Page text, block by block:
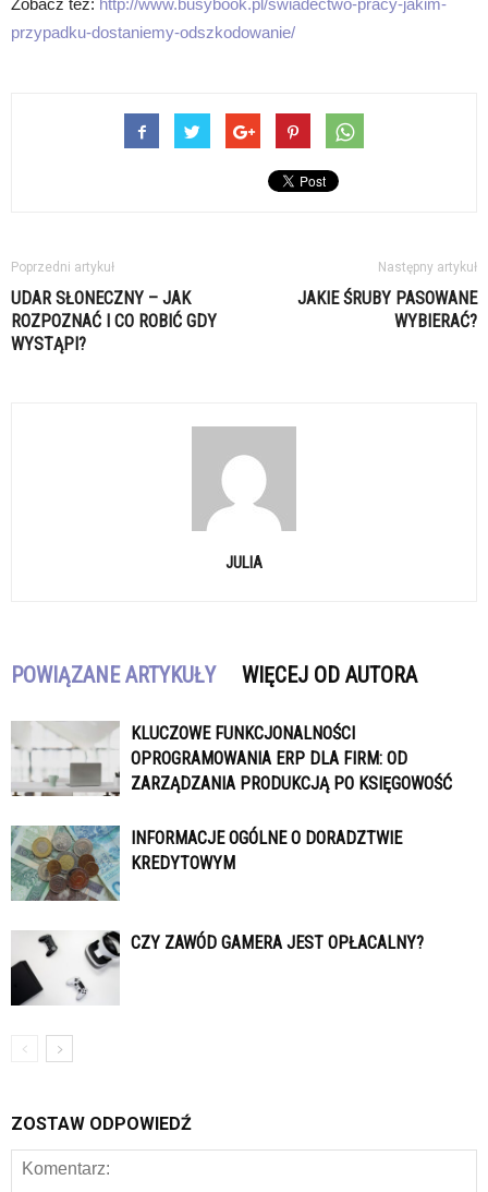
przypadku-dostaniemy-odszkodowanie/
Poprzedni artykuł
UDAR SŁONECZNY – JAK
ROZPOZNAĆ I CO ROBIĆ GDY
WYSTĄPI?
Następny artykuł
JAKIE ŚRUBY PASOWANE
WYBIERAĆ?
JULIA
POWIĄZANE ARTYKUŁY WIĘCEJ OD AUTORA
KLUCZOWE FUNKCJONALNOŚCI
OPROGRAMOWANIA ERP DLA FIRM: OD
ZARZĄDZANIA PRODUKCJĄ PO KSIĘGOWOŚĆ
INFORMACJE OGÓLNE O DORADZTWIE
KREDYTOWYM
CZY ZAWÓD GAMERA JEST OPŁACALNY?
ZOSTAW ODPOWIEDŹ